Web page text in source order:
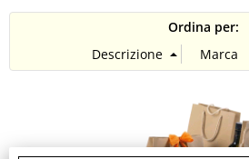
Ordina per: